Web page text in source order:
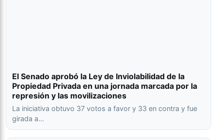
El Senado aprobó la Ley de Inviolabilidad de la
Propiedad Privada en una jornada marcada por la
represión y las movilizaciones
La iniciativa obtuvo 37 votos a favor y 33 en contra y fue
girada a…